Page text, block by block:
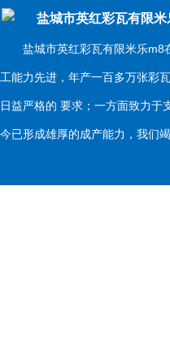
盐城市英红彩瓦有限
盐城市英红彩瓦有限米乐m8在
工能力先进，年产一百多万张
日益严格的 要求；一方面致力
今已形成雄厚的成产能力，我